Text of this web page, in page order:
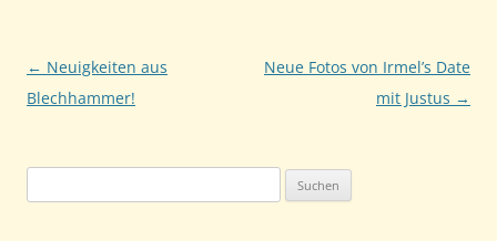
Beitragsnavigation
← Neuigkeiten aus
Blechhammer!
Neue Fotos von Irmel’s Date
mit Justus →
nach: